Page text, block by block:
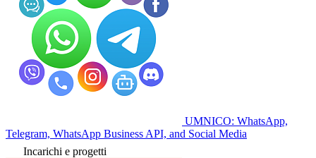
UMNICO: WhatsApp,
Telegram, WhatsApp Business API, and Social Media
Incarichi e progetti